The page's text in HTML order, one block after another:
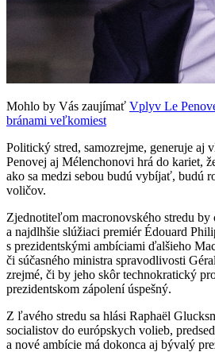
Mohlo by Vás zaujímať Vplyv Le
bránami veľkomiest
Politický stred, samozrejme, generuje aj
Penovej aj Mélenchonovi hrá do kariet,
ako sa medzi sebou budú vybíjať, budú
voličov.
Zjednotiteľom macronovského stredu
a najdlhšie slúžiaci premiér Édouard
s prezidentskými ambíciami ďalšieho
či súčasného ministra spravodlivosti
zrejmé, či by jeho skôr technokratický
prezidentskom zápolení úspešný.
Z ľavého stredu sa hlási Raphaël
socialistov do európskych volieb,
a nové ambície má dokonca aj bývalý